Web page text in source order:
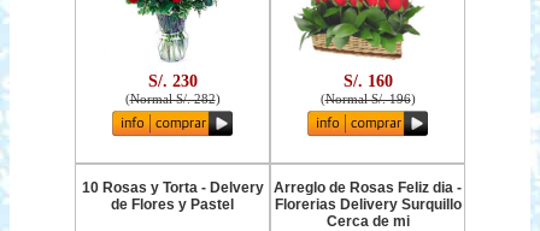
S/. 230
(Normal S/. 282)
S/. 160
(Normal S/. 196)
10 Rosas y Torta - Delvery
de Flores y Pastel
Arreglo de Rosas Feliz dia -
Florerias Delivery Surquillo
Cerca de mi